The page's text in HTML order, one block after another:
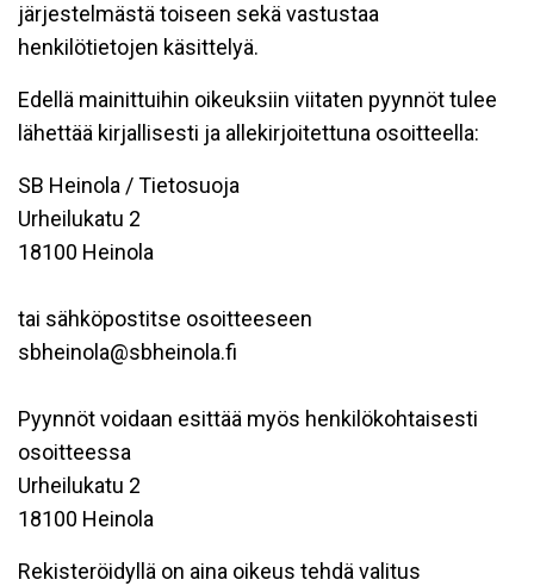
järjestelmästä toiseen sekä vastustaa
henkilötietojen käsittelyä.
Edellä mainittuihin oikeuksiin viitaten pyynnöt tulee
lähettää kirjallisesti ja allekirjoitettuna osoitteella:
SB Heinola / Tietosuoja
Urheilukatu 2
18100 Heinola
tai sähköpostitse osoitteeseen
sbheinola@sbheinola.fi
Pyynnöt voidaan esittää myös henkilökohtaisesti
osoitteessa
Urheilukatu 2
18100 Heinola
Rekisteröidyllä on aina oikeus tehdä valitus